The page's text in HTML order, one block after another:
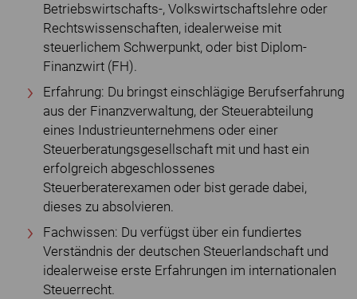
Betriebswirtschafts-, Volkswirtschaftslehre oder
Rechtswissenschaften, idealerweise mit
steuerlichem Schwerpunkt, oder bist Diplom-
Finanzwirt (FH).
Erfahrung: Du bringst einschlägige Berufserfahrung
aus der Finanzverwaltung, der Steuerabteilung
eines Industrieunternehmens oder einer
Steuerberatungsgesellschaft mit und hast ein
erfolgreich abgeschlossenes
Steuerberaterexamen oder bist gerade dabei,
dieses zu absolvieren.
Fachwissen: Du verfügst über ein fundiertes
Verständnis der deutschen Steuerlandschaft und
idealerweise erste Erfahrungen im internationalen
Steuerrecht.